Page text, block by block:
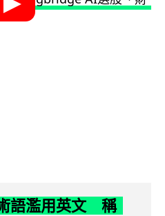
語濫用英文 稱